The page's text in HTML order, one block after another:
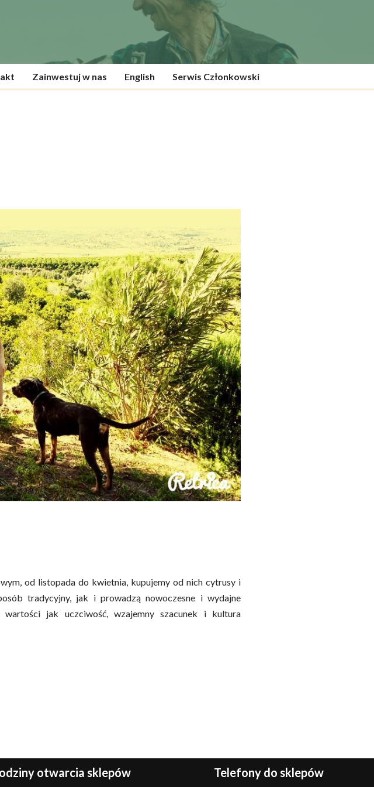
Zainwestuj w nas English Serwis Członkowski
od listopada do kwietnia, kupujemy od nich cytrusy i
tradycyjny, jak i prowadzą nowoczesne i wydajne
jak uczciwość, wzajemny szacunek i kultura
otwarcia sklepów Telefony do sklepów